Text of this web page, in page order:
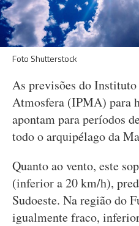
Foto Shutterstock
As previsões do
Atmosfera (IPMA) para
apontam para períodos
todo o arquipélago da
Quanto ao vento, este
(inferior a 20 km/h),
Sudoeste. Na região do
igualmente fraco,